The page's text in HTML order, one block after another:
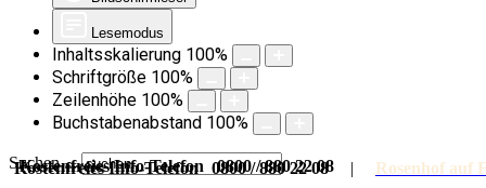
Lesemodus
Inhaltsskalierung 100%
Schriftgröße 100%
Zeilenhöhe 100%
Buchstabenabstand 100%
Suchen ...
Kostenfreies Info-Telefon 0800 / 880 22 08| Rosenhof auf
Kostenfreies Info-Telefon 0800 / 880 22 08